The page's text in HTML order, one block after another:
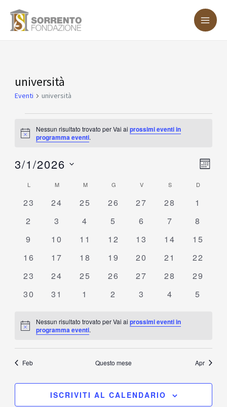
università
Eventi università
Eventi
Notice
Nessun risultato trovato per Vai aiprossimi eventi in
programma eventi.
MESE
3/1/2026
data.
Calendario
di
Eventi
L M M G V S D
0
23
0
24
0
25
0
26
0
27
0
28
0
1
0
2
0
3
0
4
0
5
0
6
0
7
0
8
0
9
0
10
0
11
0
12
0
13
0
14
0
15
0
16
0
17
0
18
0
19
0
20
0
21
0
22
0
23
0
24
0
25
0
26
0
27
0
28
0
29
0
30
0
31
0
1
0
2
0
3
0
4
0
5
Notice
Nessun risultato trovato per Vai aiprossimi eventi in
programma eventi.
Feb Questo mese Apr
ISCRIVITI AL CALENDARIO